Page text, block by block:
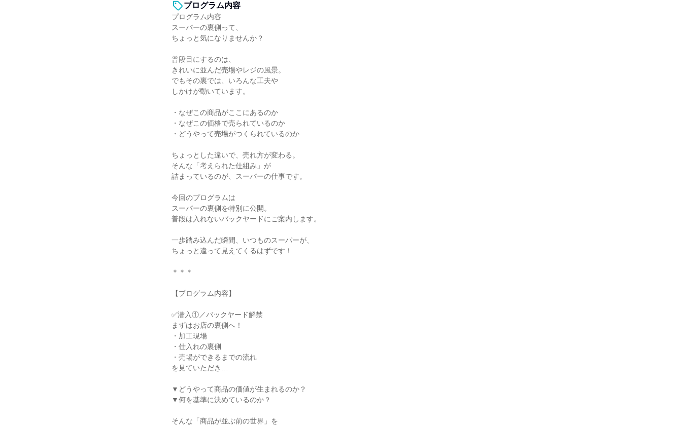
プログラム内容
プログラム内容
スーパーの裏側って、
ちょっと気になりませんか？
普段目にするのは、
きれいに並んだ売場やレジの風景。
でもその裏では、いろんな工夫や
しかけが動いています。
・なぜこの商品がここにあるのか
・なぜこの価格で売られているのか
・どうやって売場がつくられているのか
ちょっとした違いで、売れ方が変わる。
そんな「考えられた仕組み」が
詰まっているのが、スーパーの仕事です。
今回のプログラムは
スーパーの裏側を特別に公開。
普段は入れないバックヤードにご案内します。
一歩踏み込んだ瞬間、いつものスーパーが、
ちょっと違って見えてくるはずです！
＊＊＊
【プログラム内容】
✅潜入①／バックヤード解禁
まずはお店の裏側へ！
・加工現場
・仕入れの裏側
・売場ができるまでの流れ
を見ていただき…
▼どうやって商品の価値が生まれるのか？
▼何を基準に決めているのか？
そんな「商品が並ぶ前の世界」を